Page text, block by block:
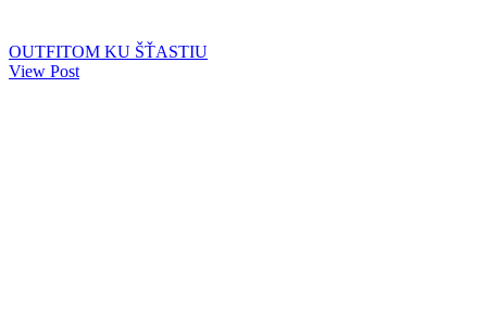
OUTFITOM KU ŠŤASTIU
View Post